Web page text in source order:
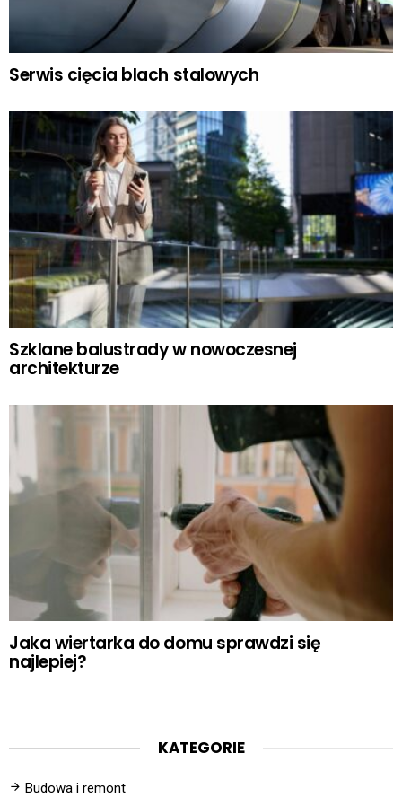
Serwis cięcia blach stalowych
Szklane balustrady w nowoczesnej
architekturze
Jaka wiertarka do domu sprawdzi się
najlepiej?
KATEGORIE
Budowa i remont